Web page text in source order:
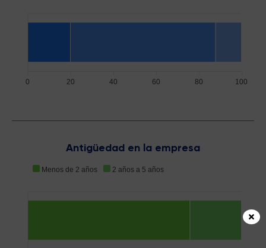
100
80
60
40
20
0
Antigüedad en la empresa
Menos de 2 años 2 años a 5 años